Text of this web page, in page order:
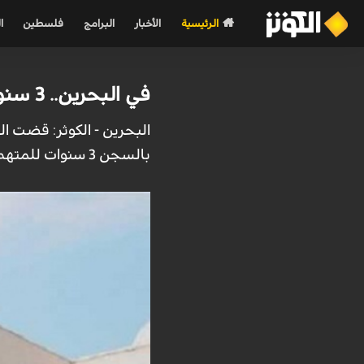
الرئيسية الأخبار البرامج فلسطين
في البحرين.. 3 سنوات سجن بتهمة حرق إطارات!!
البحرين - الكوثر: قضت
بالسجن 3 سنوات للمتهم الأول والحبس سنتين لبقية المتهمين.